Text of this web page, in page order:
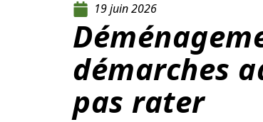
19 juin 2026
démarches
pas rater